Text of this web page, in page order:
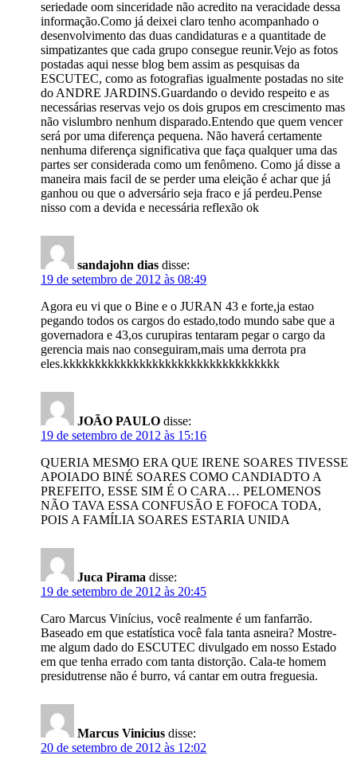
seriedade oom sinceridade não acredito na veracidade dessa
informação.Como já deixei claro tenho acompanhado o
desenvolvimento das duas candidaturas e a quantitade de
simpatizantes que cada grupo consegue reunir.Vejo as fotos
postadas aqui nesse blog bem assim as pesquisas da
ESCUTEC, como as fotografias igualmente postadas no site
do ANDRE JARDINS.Guardando o devido respeito e as
necessárias reservas vejo os dois grupos em crescimento mas
não vislumbro nenhum disparado.Entendo que quem vencer
será por uma diferença pequena. Não haverá certamente
nenhuma diferença significativa que faça qualquer uma das
partes ser considerada como um fenômeno. Como já disse a
maneira mais facil de se perder uma eleição é achar que já
ganhou ou que o adversário seja fraco e já perdeu.Pense
nisso com a devida e necessária reflexão ok
sandajohn dias disse:
19 de setembro de 2012 às 08:49
Agora eu vi que o Bine e o JURAN 43 e forte,ja estao
pegando todos os cargos do estado,todo mundo sabe que a
governadora e 43,os curupiras tentaram pegar o cargo da
gerencia mais nao conseguiram,mais uma derrota pra
eles.kkkkkkkkkkkkkkkkkkkkkkkkkkkkkkkkkk
JOÃO PAULO disse:
19 de setembro de 2012 às 15:16
QUERIA MESMO ERA QUE IRENE SOARES TIVESSE
APOIADO BINÉ SOARES COMO CANDIADTO A
PREFEITO, ESSE SIM É O CARA… PELOMENOS
NÃO TAVA ESSA CONFUSÃO E FOFOCA TODA,
POIS A FAMÍLIA SOARES ESTARIA UNIDA
Juca Pirama disse:
19 de setembro de 2012 às 20:45
Caro Marcus Vinícius, você realmente é um fanfarrão.
Baseado em que estatística você fala tanta asneira? Mostre-
me algum dado do ESCUTEC divulgado em nosso Estado
em que tenha errado com tanta distorção. Cala-te homem
presidutrense não é burro, vá cantar em outra freguesia.
Marcus Vinicius disse:
20 de setembro de 2012 às 12:02